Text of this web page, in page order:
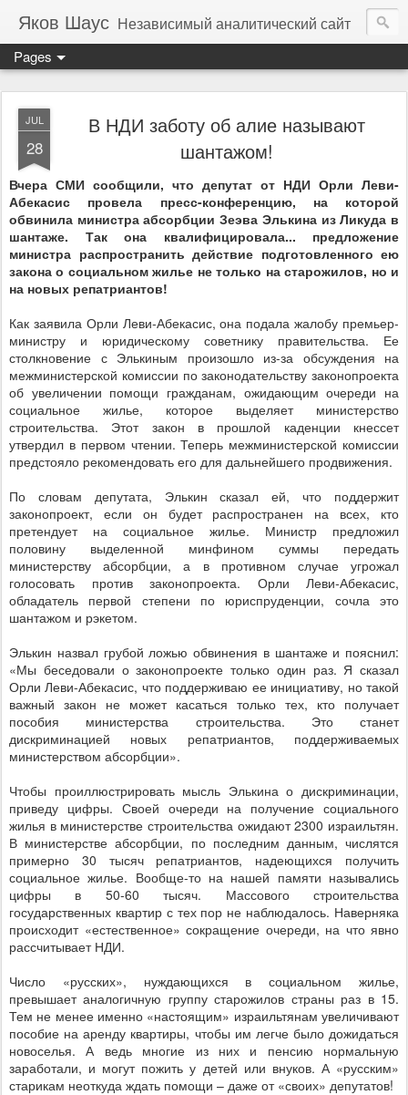
Яков Шаус Независимый аналитический сайт
Pages
JUL
28
В НДИ заботу об алие называют
шантажом!
Вчера СМИ сообщили, что депутат от НДИ Орли Леви-
Абекасис провела пресс-конференцию, на которой
обвинила министра абсорбции Зеэва Элькина из Ликуда в
шантаже. Так она квалифицировала... предложение
министра распространить действие подготовленного ею
закона о социальном жилье не только на старожилов, но и
на новых репатриантов!
Как заявила Орли Леви-Абекасис, она подала жалобу премьер-
министру и юридическому советнику правительства. Ее
столкновение с Элькиным произошло из-за обсуждения на
межминистерской комиссии по законодательству законопроекта
об увеличении помощи гражданам, ожидающим очереди на
социальное жилье, которое выделяет министерство
строительства. Этот закон в прошлой каденции кнессет
утвердил в первом чтении. Теперь межминистерской комиссии
предстояло рекомендовать его для дальнейшего продвижения.
По словам депутата, Элькин сказал ей, что поддержит
законопроект, если он будет распространен на всех, кто
претендует на социальное жилье. Министр предложил
половину выделенной минфином суммы передать
министерству абсорбции, а в противном случае угрожал
голосовать против законопроекта. Орли Леви-Абекасис,
обладатель первой степени по юриспруденции, сочла это
шантажом и рэкетом.
Элькин назвал грубой ложью обвинения в шантаже и пояснил:
«Мы беседовали о законопроекте только один раз. Я сказал
Орли Леви-Абекасис, что поддерживаю ее инициативу, но такой
важный закон не может касаться только тех, кто получает
пособия министерства строительства. Это станет
дискриминацией новых репатриантов, поддерживаемых
министерством абсорбции».
Чтобы проиллюстрировать мысль Элькина о дискриминации,
приведу цифры. Своей очереди на получение социального
жилья в министерстве строительства ожидают 2300 израильтян.
В министерстве абсорбции, по последним данным, числятся
примерно 30 тысяч репатриантов, надеющихся получить
социальное жилье. Вообще-то на нашей памяти назывались
цифры в 50-60 тысяч. Массового строительства
государственных квартир с тех пор не наблюдалось. Наверняка
происходит «естественное» сокращение очереди, на что явно
рассчитывает НДИ.
Число «русских», нуждающихся в социальном жилье,
превышает аналогичную группу старожилов страны раз в 15.
Тем не менее именно «настоящим» израильтянам увеличивают
пособие на аренду квартиры, чтобы им легче было дожидаться
новоселья. А ведь многие из них и пенсию нормальную
заработали, и могут пожить у детей или внуков. А «русским»
старикам неоткуда ждать помощи – даже от «своих» депутатов!